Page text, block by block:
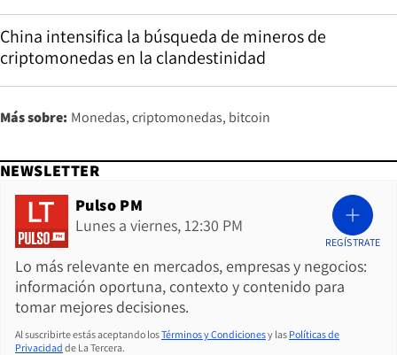
China intensifica la búsqueda de mineros de
criptomonedas en la clandestinidad
Más sobre: Monedas criptomonedas bitcoin
NEWSLETTER
Pulso PM
Lunes a viernes, 12:30 PM
Lo más relevante en mercados, empresas y negocios:
información oportuna, contexto y contenido para
tomar mejores decisiones.
REGÍSTRATE
Al suscribirte estás aceptando losTérminos y Condicionesy las Políticas de
Privacidad de La Tercera.